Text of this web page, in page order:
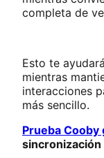
completa de
Esto te
mientras
interacciones
más sencillo.
Prueba Cooby
sincronización